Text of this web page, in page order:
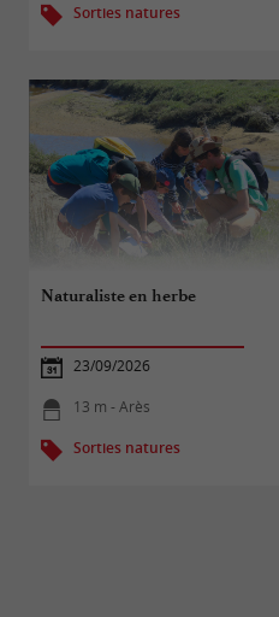
Sorties natures
Naturaliste en herbe
23/09/2026
13 m - Arès
Sorties natures